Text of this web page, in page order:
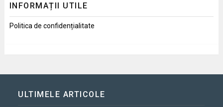
INFORMAȚII UTILE
Politica de confidențialitate
ULTIMELE ARTICOLE